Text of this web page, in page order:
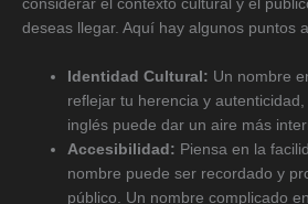
considerar el contexto cultural y el
deseas llegar. Aquí hay algunos puntos
Identidad Cultural: Un nombre
reflejar tu herencia y
inglés puede dar un aire más
Accesibilidad: Piensa en la
nombre puede ser recordado y
público. Un nombre complicado